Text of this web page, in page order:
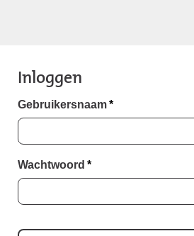
Inloggen
Gebruikersnaam*
Wachtwoord *